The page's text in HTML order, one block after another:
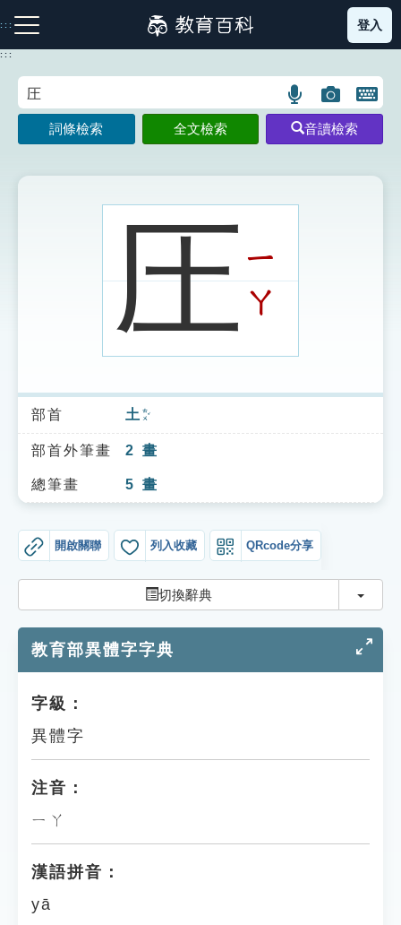
到
主
:::
注音索引圖示 筆畫索引圖示 部首索引表圖示
索引選單
知識索引
單字索引
貓頭鷹博士
登入
:::
語
言
搜
示
圖
片
搜
開
鍵
圖
詞條檢索 全文檢索 音讀檢索
圧ㄧ
ㄚ
部首 土 ㄊㄨˇ
部首外筆畫 2 畫
總筆畫 5 畫
開啟關聯 列入收藏 QRcode分享
切換辭典 切換
教育部異體字字典
字級：
異體字
注音：
ㄧㄚ
漢語拼音：
yā